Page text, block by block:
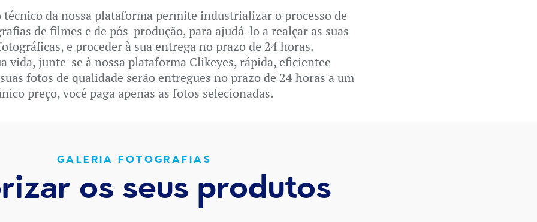
técnico da nossa plataforma permite industrializar o processo de
de filmes e de pós-produção, para ajudá-lo a realçar as suas
e proceder à sua entrega no prazo de 24 horas.
vida, junte-se à nossa plataforma Clikeyes, rápida, eficientee
fotos de qualidade serão entregues no prazo de 24 horas a um
preço, você paga apenas as fotos selecionadas.
GALERIA FOTOGRAFIAS
os seus produtos